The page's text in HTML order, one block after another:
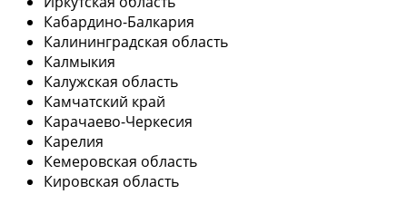
Кабардино-Балкария
Калининградская область
Калмыкия
Калужская область
Камчатский край
Карачаево-Черкесия
Карелия
Кемеровская область
Кировская область